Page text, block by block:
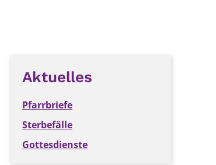
Aktuelles
Pfarrbriefe
Sterbefälle
Gottesdienste